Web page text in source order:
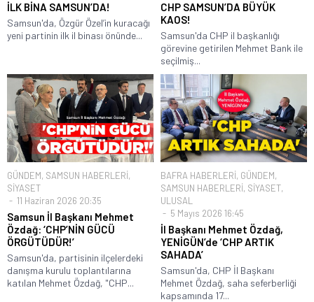
İLK BİNA SAMSUN’DA!
Samsun'da, Özgür Özel’in kuracağı
yeni partinin ilk il binası önünde...
CHP SAMSUN’DA BÜYÜK
KAOS!
Samsun'da CHP il başkanlığı
görevine getirilen Mehmet Bank ile
seçilmiş...
GÜNDEM, SAMSUN HABERLERİ,
SİYASET
11 Haziran 2026 20:35
Samsun İl Başkanı Mehmet
Özdağ: ‘CHP’NİN GÜCÜ
ÖRGÜTÜDÜR!’
Samsun'da, partisinin ilçelerdeki
danışma kurulu toplantılarına
katılan Mehmet Özdağ, "CHP...
BAFRA HABERLERİ, GÜNDEM,
SAMSUN HABERLERİ, SİYASET,
ULUSAL
5 Mayıs 2026 16:45
İl Başkanı Mehmet Özdağ,
YENİGÜN’de ‘CHP ARTIK
SAHADA’
Samsun'da, CHP İl Başkanı
Mehmet Özdağ, saha seferberliği
kapsamında 17...